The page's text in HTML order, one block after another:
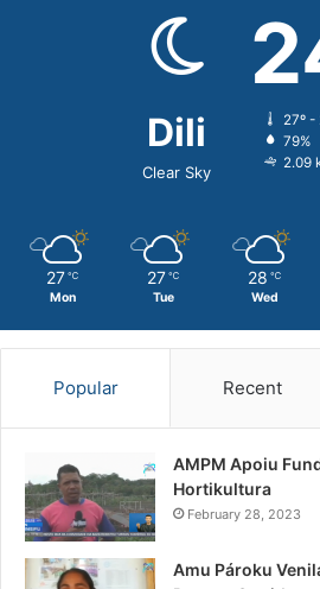
Dili
Clear Sky
27º -
79%
2.09
27 ℃
Mon
27 ℃
Tue
28 ℃
Wed
Popular Recent
AMPM Apoiu
Hortikultura
February 28, 2023
Amu Pároku